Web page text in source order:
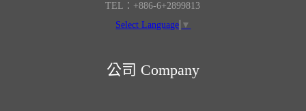
TEL：+886-6+2899813
Select Language ▼
公司 Company